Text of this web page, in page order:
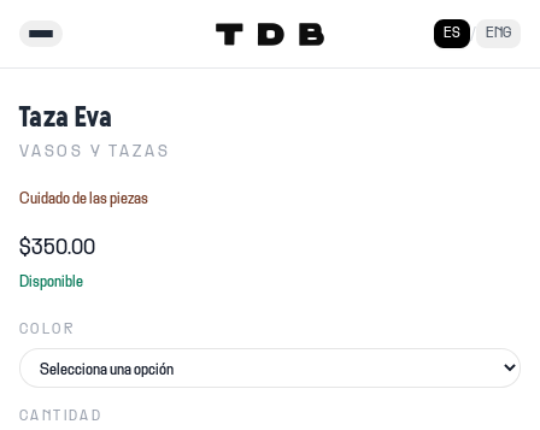
ES / ENG
Taza Eva
VASOS Y TAZAS
Cuidado de las piezas
$350.00
Disponible
COLOR
CANTIDAD